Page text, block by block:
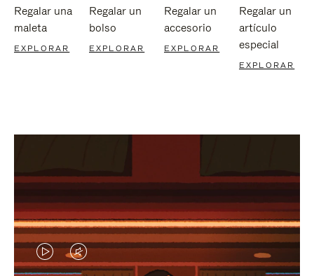
Regalar una
maleta
EXPLORAR
Regalar un
bolso
EXPLORAR
Regalar un
accesorio
EXPLORAR
Regalar un
artículo
especial
EXPLORAR
EL EL